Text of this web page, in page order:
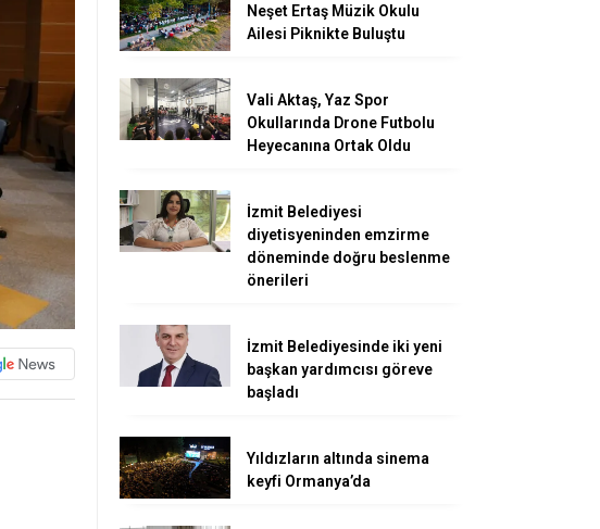
Neşet Ertaş Müzik Okulu
Ailesi Piknikte Buluştu
Vali Aktaş, Yaz Spor
Okullarında Drone Futbolu
Heyecanına Ortak Oldu
İzmit Belediyesi
diyetisyeninden emzirme
döneminde doğru beslenme
önerileri
İzmit Belediyesinde iki yeni
başkan yardımcısı göreve
başladı
Yıldızların altında sinema
keyfi Ormanya’da